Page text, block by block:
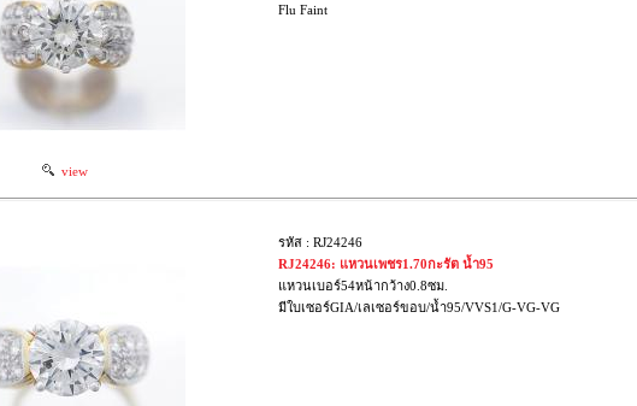
view
Flu Faint
รหัส : RJ24246
RJ24246: แหวนเพชร1.70กะรัต น้ำ95
แหวนเบอร์54หน้ากว้าง0.8ซม.
มีใบเซอร์GIA/เลเซอร์ขอบ/น้ำ95/VVS1/G-VG-VG